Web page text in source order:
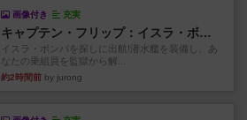
画像付き 充実
キャプテン・フリップ：イスラ・ボンバ
イスラ・ボンバを探しに出航!潜水艦を装備し、あ
なたの乗組員を監獄から解...
約2時間前 by jurong